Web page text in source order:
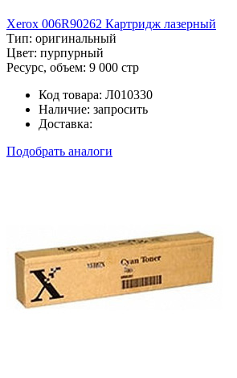
Xerox 006R90262 Картридж лазерный
Тип: оригинальный
Цвет: пурпурный
Ресурс, объем: 9 000 стр
Код товара: Л010330
Наличие: запросить
Доставка:
Подобрать аналоги